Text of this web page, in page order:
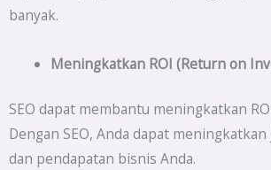
banyak.
Meningkatkan ROI (Return on
SEO dapat membantu meningkatkan
Dengan SEO, Anda dapat
dan pendapatan bisnis Anda.